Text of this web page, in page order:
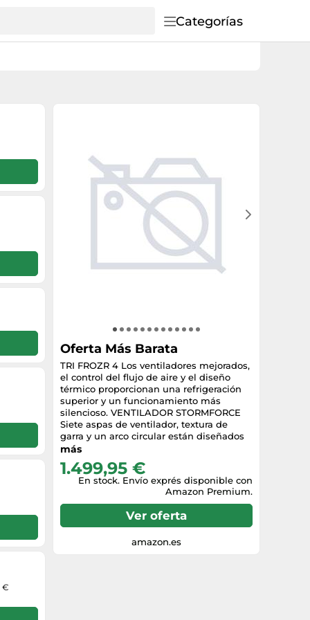
Categorías
€
Oferta Más Barata
TRI FROZR 4 Los ventiladores mejorados,
el control del flujo de aire y el diseño
térmico proporcionan una refrigeración
superior y un funcionamiento más
silencioso. VENTILADOR STORMFORCE
Siete aspas de ventilador, textura de
garra y un arco circular están diseñados
para un flujo de aire óptimo con el
niquelado La placa base de cobre
niquelado capta y transfiere rápidamente
el calor de la GPU y la memoria. Core
Pipes Los Core Pipes presentan un
diseño cuadrado para maximizar el
contacto con la placa base de la GPU y
conseguir una gestión térmica óptima.
más
1.499,95 €
En stock. Envío exprés disponible con
Amazon Premium.
Ver oferta
amazon.es